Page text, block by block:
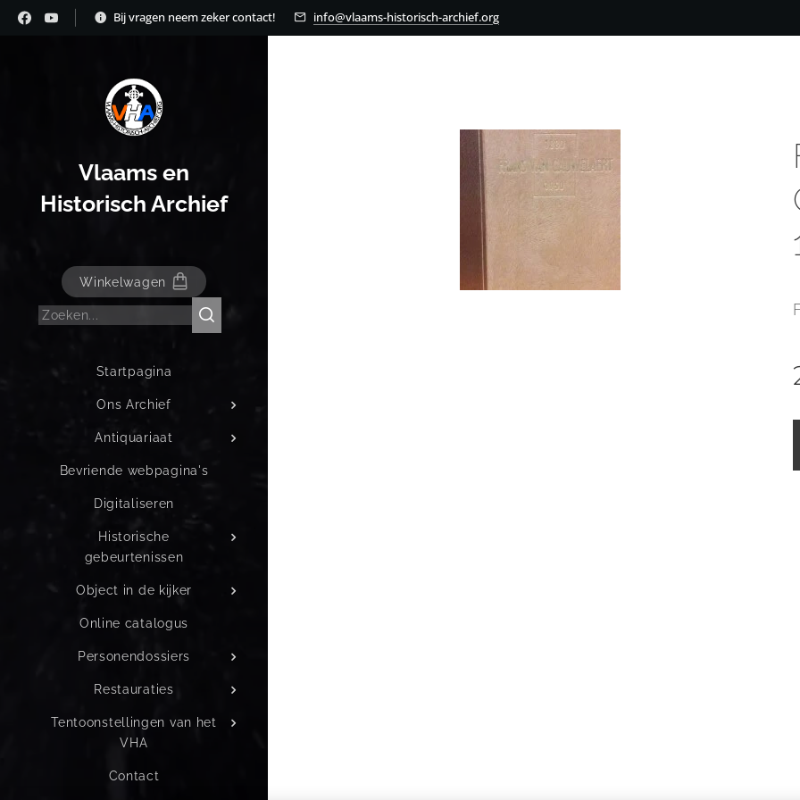
Bij vragen neem zeker contact! info@vlaams-historisch-archief.org
Vlaams en
Historisch Archief
Winkelwagen
Startpagina
Ons Archief
Antiquariaat
Bevriende webpagina's
Digitaliseren
Historische
gebeurtenissen
Object in de kijker
Online catalogus
Personendossiers
Restauraties
Tentoonstellingen van het
VHA
Contact